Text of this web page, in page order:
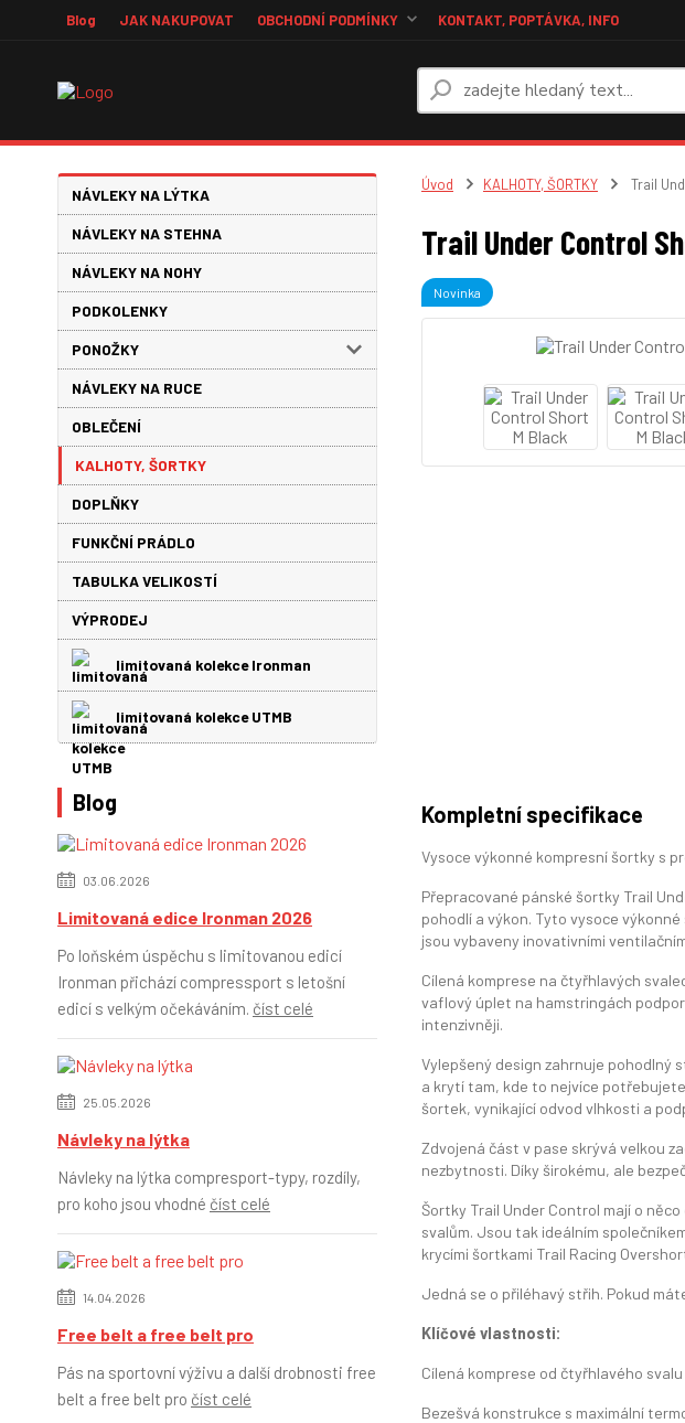
Blog JAK NAKUPOVAT OBCHODNÍ PODMÍNKY KONTAKT, POPTÁVKA, INFO
NÁVLEKY NA LÝTKA
NÁVLEKY NA STEHNA
NÁVLEKY NA NOHY
PODKOLENKY
PONOŽKY
NÁVLEKY NA RUCE
OBLEČENÍ
KALHOTY, ŠORTKY
DOPLŇKY
FUNKČNÍ PRÁDLO
TABULKA VELIKOSTÍ
VÝPRODEJ
limitovaná kolekce Ironman
limitovaná kolekce UTMB
Blog
03.06.2026
Limitovaná edice Ironman 2026
Po loňském úspěchu s limitovanou edicí
Ironman přichází compressport s letošní
edicí s velkým očekáváním. číst celé
25.05.2026
Návleky na lýtka
Návleky na lýtka compresport-typy, rozdíly,
pro koho jsou vhodné číst celé
14.04.2026
Free belt a free belt pro
Pás na sportovní výživu a další drobnosti free
belt a free belt pro číst celé
Úvod KALHOTY, ŠORTKY Trail
Trail Under Control
Novinka
Kompletní specifikace
Vysoce výkonné kompresní šortky s
Přepracované pánské šortky Trail
pohodlí a výkon. Tyto vysoce
jsou vybaveny inovativními
Cílená komprese na čtyřhlavých
vaflový úplet na hamstringách
intenzivněji.
Vylepšený design zahrnuje pohodlný
a krytí tam, kde to nejvíce
šortek, vynikající odvod vlhkosti a
Zdvojená část v pase skrývá velkou
nezbytnosti. Díky širokému, ale
Šortky Trail Under Control mají o
svalům. Jsou tak ideálním
krycími šortkami Trail Racing
Jedná se o přiléhavý střih. Pokud
Klíčové vlastnosti:
Cílená komprese od čtyřhlavého
Bezešvá konstrukce s maximální